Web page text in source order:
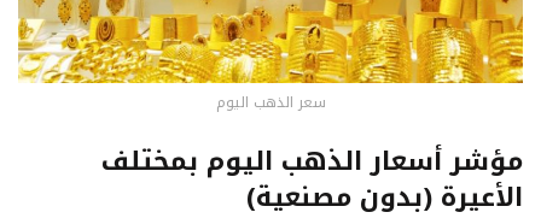
سعر الذهب اليوم
مؤشر أسعار الذهب اليوم بمختلف
الأعيرة (بدون مصنعية)